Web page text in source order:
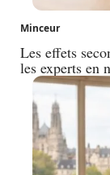
Minceur
Les effets
les experts en